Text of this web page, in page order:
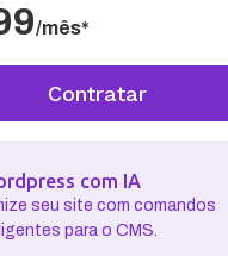
/mês*
Contratar
com IA
seu site com comandos
para o CMS.